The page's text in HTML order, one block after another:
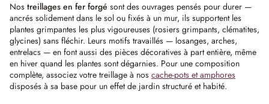
Nos treillages en fer forgé sont des ouvrages pensés pour durer —
ancrés solidement dans le sol ou fixés à un mur, ils supportent les
plantes grimpantes les plus vigoureuses (rosiers grimpants, clématites,
glycines) sans fléchir. Leurs motifs travaillés — losanges, arches,
entrelacs — en font aussi des pièces décoratives à part entière, même
en hiver quand les plantes sont dégarnies. Pour une composition
complète, associez votre treillage à nos cache-pots et amphores
disposés à sa base pour un effet de jardin structuré et habité.